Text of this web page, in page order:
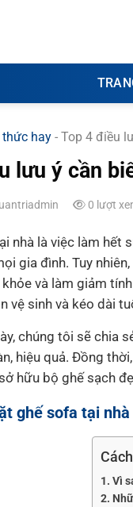
thức hay - Top 4 điều
lưu ý cần
0 lượt
nhà là việc làm hết
gia đình. Tuy
và làm giảm
vệ sinh và kéo dài
chúng tôi sẽ chia
hiệu quả. Đồng
hữu bộ ghế sạch
ghế sofa tại
Vì